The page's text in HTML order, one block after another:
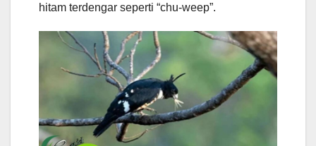
hitam terdengar seperti “chu-weep”.